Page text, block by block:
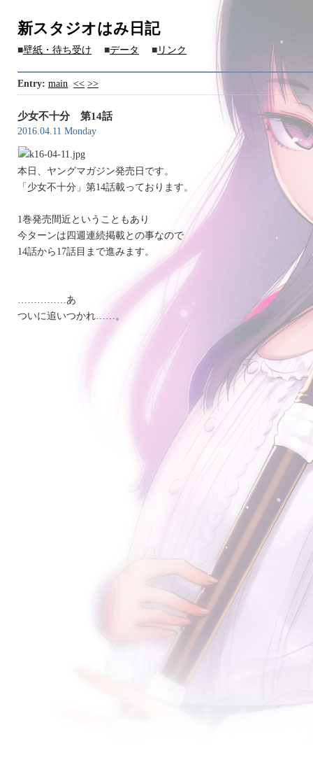
新スタジオはみ日記
■壁紙・待ち受け ■データ ■ リンク
Entry: main << >>
少女不十分 第14話
2016.04.11 Monday
本日、ヤングマガジン発売日です。
「少女不十分」第14話載っております。
1巻発売間近ということもあり
今ターンは四週連続掲載との事なので
14話から17話目まで進みます。
……………あ
ついに追いつかれ……。